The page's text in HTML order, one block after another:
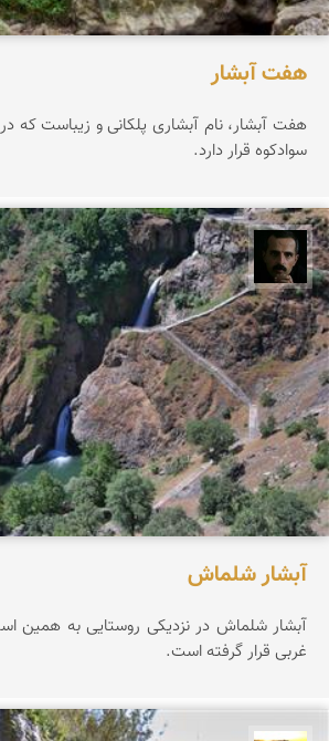
هفت آبشار
هفت آبشار، نام آبشاری پلکانی و زیباست که
سوادکوه قرار دارد.
عباس رحمانی
آبشار شلماش
آبشار شلماش در نزدیکی روستایی به همین
غربی قرار گرفته است.